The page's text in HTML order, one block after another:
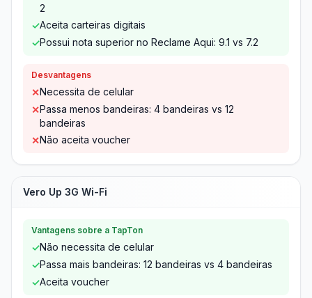
2
✓Aceita carteiras digitais
✓Possui nota superior no Reclame Aqui: 9.1 vs 7.2
Desvantagens
✕Necessita de celular
✕Passa menos bandeiras: 4 bandeiras vs 12
bandeiras
✕Não aceita voucher
Vero Up 3G Wi-Fi
Vantagens sobre a TapTon
✓Não necessita de celular
✓Passa mais bandeiras: 12 bandeiras vs 4 bandeiras
✓Aceita voucher